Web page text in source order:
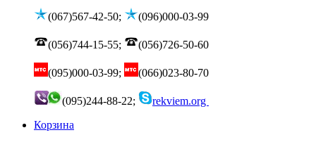
(067)567-42-50; (096)000-03-99
(056)744-15-55; (056)726-50-60
(095)000-03-99; (066)023-80-70
(095)244-88-22;
rekviem.org
Корзина